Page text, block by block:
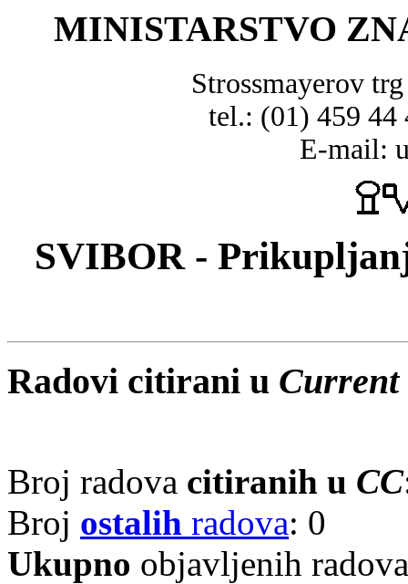
MINISTARSTVO
Strossmayerov
tel.: (01) 459 44
E-mail:
SVIBOR -
Radovi citirani u Current
Broj radova citiranih u CC
Broj ostalih radova: 0
Ukupno objavljenih